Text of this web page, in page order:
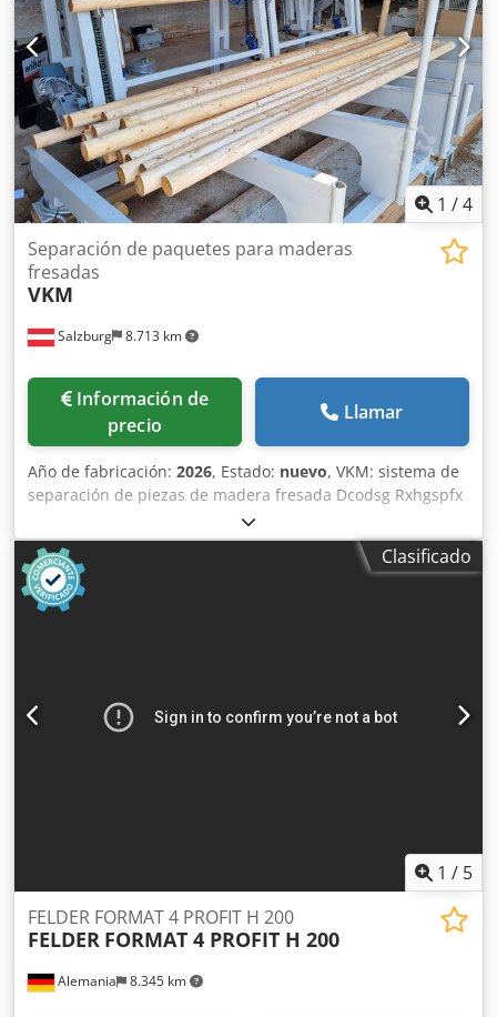
mantenimiento.
1 /4
Salzburg 8.713 km
Separación de paquetes para maderas
fresadas
VKM
Información de
precio
Llamar
Año de fabricación: 2026, Estado: nuevo, VKM: sistema de
separación de piezas de madera fresada Dcodsg Rxhgspfx
Ahiek El sistema de separación de piezas de madera
fresada, ya sea suelta o en paquetes, permite procesar de
forma económica piezas de madera que ya han sido
fresadas. En un proceso de dos etapas, las piezas de
madera se separan para su posterior procesamiento.
para garantizar que incluso las piezas de madera curvas
se introduzcan de forma segura. Además, se puede ajustar
Clasificado
1 / 5
Alemania 8.345 km
FELDER FORMAT 4 PROFIT H 200
FELDER FORMAT 4 PROFIT H 200